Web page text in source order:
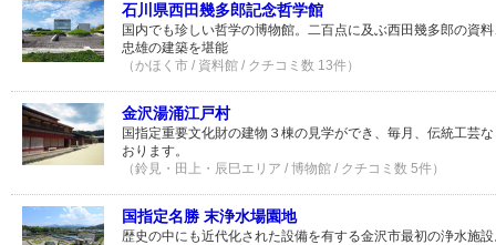
石川県西田幾多郎記念哲学館
国内でも珍しい哲学の博物館。二百点に及ぶ西田幾多郎の資
忠雄の建築を堪能
（かほく市 / 資料館 / クチコミ数 13件）
金沢湯涌江戸村
国指定重要文化財の建物３棟の見学ができ、毎月、伝統工芸
おります。
（鈴見・田上・辰巳エリア / 博物館 / クチコミ数 5件）
国指定名勝 末浄水場園地
歴史の中にも近代化された設備を有する金沢市最初の浄水施